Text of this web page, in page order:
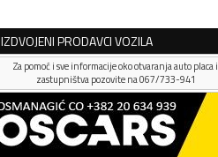
IZDVOJENI PRODAVCI VOZILA
Za pomoć i sve informacije oko otvaranja auto placa i
zastupništva pozovite na 067/733-941